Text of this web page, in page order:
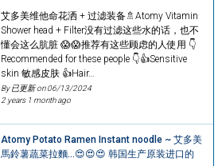
艾多美维他命花洒 + 过滤装备🚿Atomy Vitamin
Shower head + Filter没有过滤这些水的话，也不
懂会这么肮脏 😱😱推荐有这些顾虑的人使用 👇
Recommended for these people 👇👍Sensitive
skin 敏感皮肤 👍Hair…
By 已更新 on06/13/2024
2 years 1 month ago
Atomy Potato Ramen Instant noodle ~ 艾多美
馬鈴薯蔬菜拉麵...😍😍😍 韩国生产原装进口的